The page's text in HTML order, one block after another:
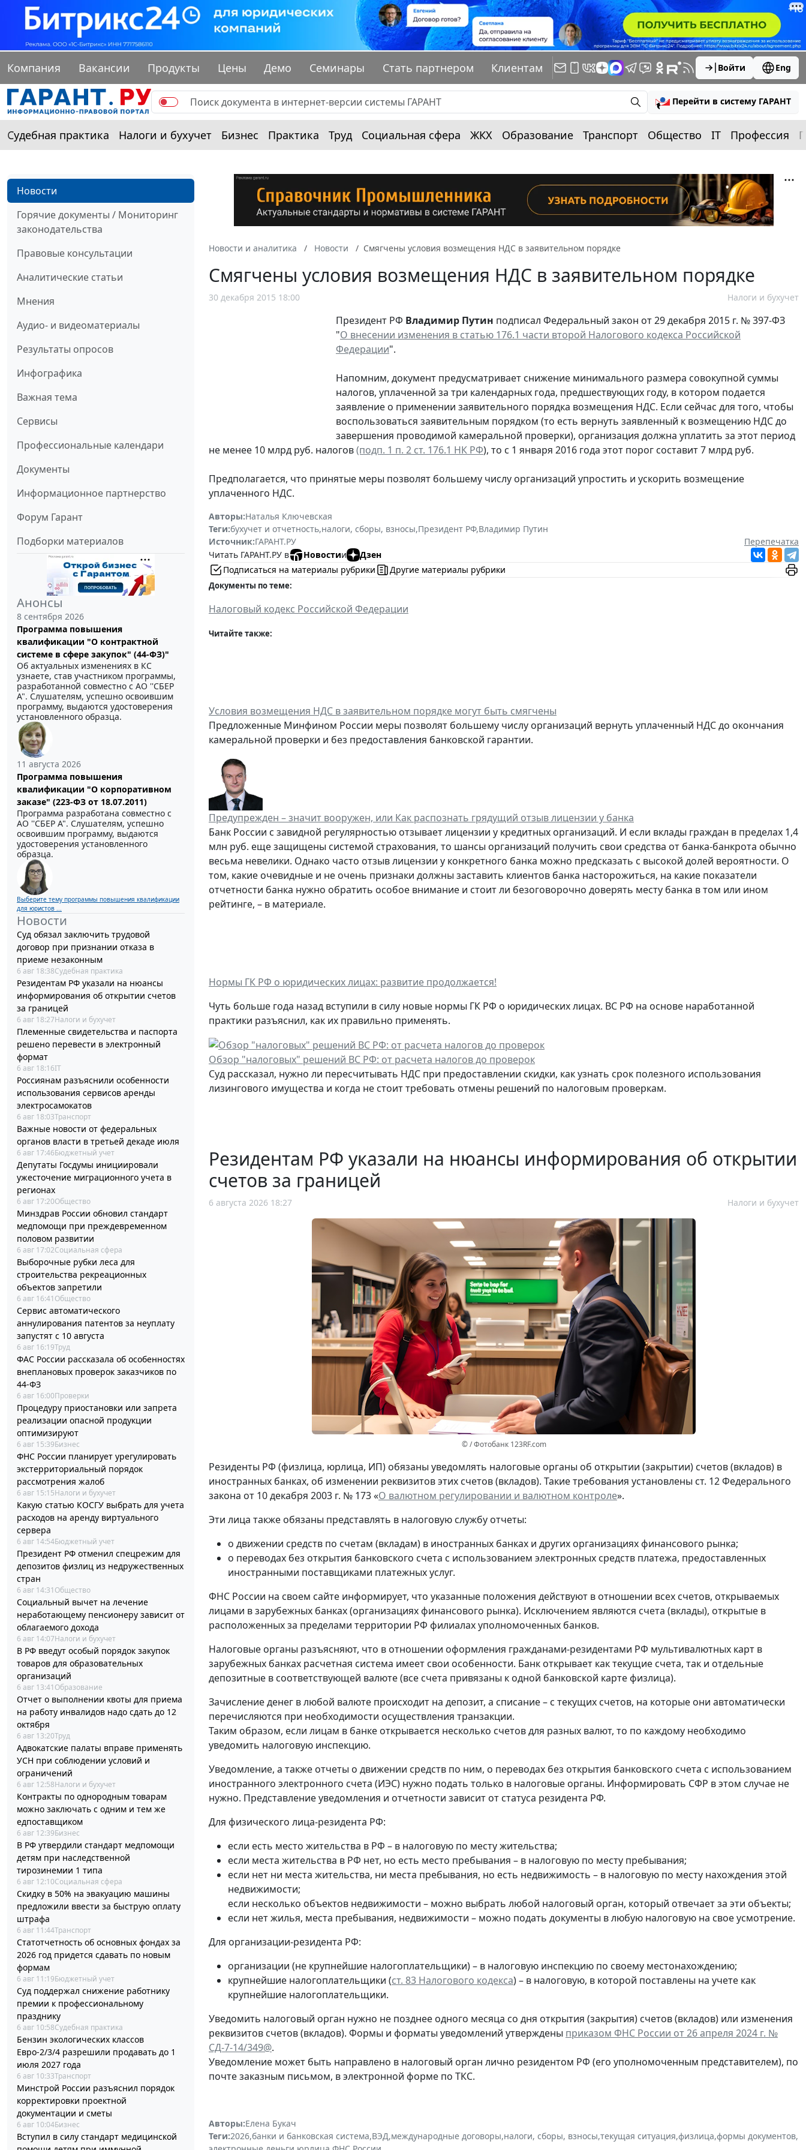
Компания Вакансии Продукты Цены Демо Семинары Стать партнером Клиентам Войти Eng
Перейти в систему ГАРАНТ
Судебная практика Налоги и бухучет Бизнес Практика Труд Социальная сфера ЖКХ Образование Транспорт Общество IT Профессия
Новости
Горячие документы / Мониторинг
законодательства
Правовые консультации
Аналитические статьи
Мнения
Аудио- и видеоматериалы
Результаты опросов
Инфографика
Важная тема
Сервисы
Профессиональные календари
Документы
Информационное партнерство
Форум Гарант
Подборки материалов
Анонсы
8 сентября 2026
Программа повышения
квалификации "О контрактной
системе в сфере закупок" (44-ФЗ)"
Об актуальных изменениях в КС
узнаете, став участником программы,
разработанной совместно с АО ''СБЕР
А". Слушателям, успешно освоившим
программу, выдаются удостоверения
установленного образца.
11 августа 2026
Программа повышения
квалификации "О корпоративном
заказе" (223-ФЗ от 18.07.2011)
Программа разработана совместно с
АО ''СБЕР А". Слушателям, успешно
освоившим программу, выдаются
удостоверения установленного
образца.
Выберите тему программы повышения квалификации
для юристов ...
Новости
Суд обязал заключить трудовой
договор при признании отказа в
приеме незаконным
6 авг 18:38Судебная практика
Резидентам РФ указали на нюансы
информирования об открытии счетов
за границей
6 авг 18:27Налоги и бухучет
Племенные свидетельства и паспорта
решено перевести в электронный
формат
6 авг 18:16IT
Россиянам разъяснили особенности
использования сервисов аренды
электросамокатов
6 авг 18:03Транспорт
Важные новости от федеральных
органов власти в третьей декаде июля
6 авг 17:46Бюджетный учет
Депутаты Госдумы инициировали
ужесточение миграционного учета в
регионах
6 авг 17:20Общество
Минздрав России обновил стандарт
медпомощи при преждевременном
половом развитии
6 авг 17:02Социальная сфера
Выборочные рубки леса для
строительства рекреационных
объектов запретили
6 авг 16:41 Общество
Сервис автоматического
аннулирования патентов за неуплату
запустят с 10 августа
6 авг 16:19Труд
ФАС России рассказала об особенностях
внеплановых проверок заказчиков по
44-ФЗ
6 авг 16:00Проверки
Процедуру приостановки или запрета
реализации опасной продукции
оптимизируют
6 авг 15:39Бизнес
ФНС России планирует урегулировать
экстерриториальный порядок
рассмотрения жалоб
6 авг 15:15Налоги и бухучет
Какую статью КОСГУ выбрать для учета
расходов на аренду виртуального
сервера
6 авг 14:54Бюджетный учет
Президент РФ отменил спецрежим для
депозитов физлиц из недружественных
стран
6 авг 14:31 Общество
Социальный вычет на лечение
неработающему пенсионеру зависит от
облагаемого дохода
6 авг 14:07Налоги и бухучет
В РФ введут особый порядок закупок
товаров для образовательных
организаций
6 авг 13:41 Образование
Отчет о выполнении квоты для приема
на работу инвалидов надо сдать до 12
октября
6 авг 13:20Труд
Адвокатские палаты вправе применять
УСН при соблюдении условий и
ограничений
6 авг 12:58Налоги и бухучет
Контракты по однородным товарам
можно заключать с одним и тем же
едпоставщиком
6 авг 12:39Бизнес
В РФ утвердили стандарт медпомощи
детям при наследственной
тирозинемии 1 типа
6 авг 12:10Социальная сфера
Скидку в 50% на эвакуацию машины
предложили ввести за быструю оплату
штрафа
6 авг 11:44Транспорт
Статотчетность об основных фондах за
2026 год придется сдавать по новым
формам
6 авг 11:19Бюджетный учет
Суд поддержал снижение работнику
премии к профессиональному
празднику
6 авг 10:58Судебная практика
Бензин экологических классов
Евро-2/3/4 разрешили продавать до 1
июля 2027 года
6 авг 10:33Транспорт
Минстрой России разъяснил порядок
корректировки проектной
документации и сметы
6 авг 10:04Бизнес
Вступил в силу стандарт медицинской
Новости и аналитика Новости Смягчены условия возмещения НДС в заявительном порядке
Смягчены условия возмещения НДС в заявительном порядке
30 декабря 2015 18:00 Налоги и бухучет
Президент РФ Владимир Путин подписал Федеральный закон от 29 декабря 2015 г. № 397-ФЗ
"О внесении изменения в статью 176.1 части второй Налогового кодекса Российской
Федерации".
Напомним, документ предусматривает снижение минимального размера совокупной суммы
налогов, уплаченной за три календарных года, предшествующих году, в котором подается
заявление о применении заявительного порядка возмещения НДС. Если сейчас для того, чтобы
воспользоваться заявительным порядком (то есть вернуть заявленный к возмещению НДС до
завершения проводимой камеральной проверки), организация должна уплатить за этот период
не менее 10 млрд руб. налогов(подп. 1 п. 2 ст. 176.1 НК РФ), то с 1 января 2016 года этот порог составит 7 млрд руб.
Предполагается, что принятые меры позволят большему числу организаций упростить и ускорить возмещение
уплаченного НДС.
Авторы:Наталья Ключевская
Теги:бухучет и отчетность,налоги, сборы, взносы,Президент РФ,Владимир Путин
Источник:ГАРАНТ.РУ
Перепечатка
Читать ГАРАНТ.РУ в
Новостии
Дзен
Подписаться на материалы рубрики
Другие материалы рубрики
Документы по теме:
Налоговый кодекс Российской Федерации
Читайте также:
Условия возмещения НДС в заявительном порядке могут быть смягчены
Предложенные Минфином России меры позволят большему числу организаций вернуть уплаченный НДС до окончания
камеральной проверки и без предоставления банковской гарантии.
Предупрежден – значит вооружен, или Как распознать грядущий отзыв лицензии у банка
Банк России с завидной регулярностью отзывает лицензии у кредитных организаций. И если вклады граждан в пределах 1,4
млн руб. еще защищены системой страхования, то шансы организаций получить свои средства от банка-банкрота обычно
весьма невелики. Однако часто отзыв лицензии у конкретного банка можно предсказать с высокой долей вероятности. О
том, какие очевидные и не очень признаки должны заставить клиентов банка насторожиться, на какие показатели
отчетности банка нужно обратить особое внимание и стоит ли безоговорочно доверять месту банка в том или ином
рейтинге, – в материале.
Нормы ГК РФ о юридических лицах: развитие продолжается!
Чуть больше года назад вступили в силу новые нормы ГК РФ о юридических лицах. ВС РФ на основе наработанной
практики разъяснил, как их правильно применять.
Обзор "налоговых" решений ВС РФ: от расчета налогов до проверок
Суд рассказал, нужно ли пересчитывать НДС при предоставлении скидки, как узнать срок полезного использования
лизингового имущества и когда не стоит требовать отмены решений по налоговым проверкам.
Резидентам РФ указали на нюансы информирования об открытии
счетов за границей
6 августа 2026 18:27 Налоги и бухучет
© / Фотобанк 123RF.com
Резиденты РФ (физлица, юрлица, ИП) обязаны уведомлять налоговые органы об открытии (закрытии) счетов (вкладов) в
иностранных банках, об изменении реквизитов этих счетов (вкладов). Такие требования установлены ст. 12 Федерального
закона от 10 декабря 2003 г. № 173 «О валютном регулировании и валютном контроле».
Эти лица также обязаны представлять в налоговую службу отчеты:
о движении средств по счетам (вкладам) в иностранных банках и других организациях финансового рынка;
о переводах без открытия банковского счета с использованием электронных средств платежа, предоставленных
иностранными поставщиками платежных услуг.
ФНС России на своем сайте информирует, что указанные положения действуют в отношении всех счетов, открываемых
лицами в зарубежных банках (организациях финансового рынка). Исключением являются счета (вклады), открытые в
расположенных за пределами территории РФ филиалах уполномоченных банков.
Налоговые органы разъясняют, что в отношении оформления гражданами-резидентами РФ мультивалютных карт в
зарубежных банках расчетная система имеет свои особенности. Банк открывает как текущие счета, так и отдельные
депозитные в соответствующей валюте (все счета привязаны к одной банковской карте физлица).
Зачисление денег в любой валюте происходит на депозит, а списание – с текущих счетов, на которые они автоматически
перечисляются при необходимости осуществления транзакции.
Таким образом, если лицам в банке открывается несколько счетов для разных валют, то по каждому необходимо
уведомить налоговую инспекцию.
Уведомление, а также отчеты о движении средств по ним, о переводах без открытия банковского счета с использованием
иностранного электронного счета (ИЭС) нужно подать только в налоговые органы. Информировать СФР в этом случае не
нужно. Представление уведомления и отчетности зависит от статуса резидента РФ.
Для физического лица-резидента РФ:
если есть место жительства в РФ – в налоговую по месту жительства;
если места жительства в РФ нет, но есть место пребывания – в налоговую по месту пребывания;
если нет ни места жительства, ни места пребывания, но есть недвижимость – в налоговую по месту нахождения этой
недвижимости;
если несколько объектов недвижимости – можно выбрать любой налоговый орган, который отвечает за эти объекты;
если нет жилья, места пребывания, недвижимости – можно подать документы в любую налоговую на свое усмотрение.
Для организации-резидента РФ:
организации (не крупнейшие налогоплательщики) – в налоговую инспекцию по своему местонахождению;
крупнейшие налогоплательщики (ст. 83 Налогового кодекса) – в налоговую, в которой поставлены на учете как
крупнейшие налогоплательщики.
Уведомить налоговый орган нужно не позднее одного месяца со дня открытия (закрытия) счетов (вкладов) или изменения
реквизитов счетов (вкладов). Формы и форматы уведомлений утверждены приказом ФНС России от 26 апреля 2024 г. №
СД-7-14/349@.
Уведомление может быть направлено в налоговый орган лично резидентом РФ (его уполномоченным представителем), по
почте заказным письмом, в электронной форме по ТКС.
Авторы:Елена Букач
Теги:2026,банки и банковская система,ВЭД,международные договоры,налоги, сборы, взносы,текущая ситуация,физлица,формы документов,